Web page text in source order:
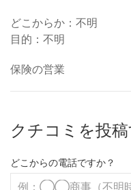
どこからか：不明
目的：不明
保険の営業
クチコミを投稿
どこからの電話ですか？